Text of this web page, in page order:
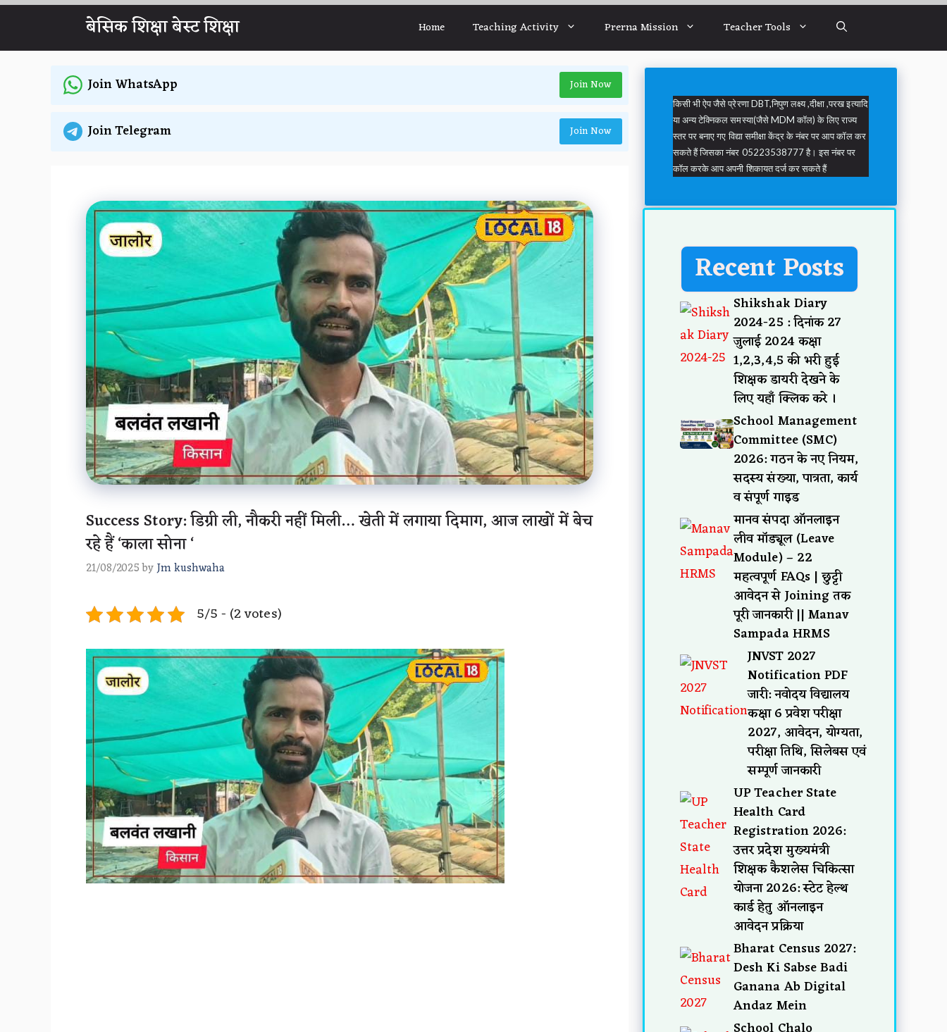
बेसिक शिक्षा बेस्ट शिक्षा Home Teaching Activity Prerna Mission Teacher Tools
Join WhatsApp Join Now
Join Telegram Join Now
Success Story: डिग्री ली, नौकरी नहीं मिली… खेती में लगाया दिमाग, आज लाखों में बेच
रहे हैं ‘काला सोना ‘
21/08/2025 byJm kushwaha
5/5 - (2 votes)
किसी भी ऐप जैसे प्रेरणा DBT,निपुण लक्ष्य ,दीक्षा ,परख इत्यादि
या अन्य टेक्निकल समस्या(जैसे MDM कॉल) के लिए राज्य
स्तर पर बनाए गए विद्या समीक्षा केंद्र के नंबर पर आप कॉल कर
सकते हैं जिसका नंबर 05223538777 है। इस नंबर पर
कॉल करके आप अपनी शिकायत दर्ज कर सकते हैं
Recent Posts
Shikshak Diary
2024-25 : दिनांक 27
जुलाई 2024 कक्षा
1,2,3,4,5 की भरी हुई
शिक्षक डायरी देखने के
लिए यहाँ क्लिक करे ।
School Management
Committee (SMC)
2026: गठन के नए नियम,
सदस्य संख्या, पात्रता, कार्य
व संपूर्ण गाइड
मानव संपदा ऑनलाइन
लीव मॉड्यूल (Leave
Module) – 22
महत्वपूर्ण FAQs | छुट्टी
आवेदन से Joining तक
पूरी जानकारी || Manav
Sampada HRMS
JNVST 2027
Notification PDF
जारी: नवोदय विद्यालय
कक्षा 6 प्रवेश परीक्षा
2027, आवेदन, योग्यता,
परीक्षा तिथि, सिलेबस एवं
सम्पूर्ण जानकारी
UP Teacher State
Health Card
Registration 2026:
उत्तर प्रदेश मुख्यमंत्री
शिक्षक कैशलेस चिकित्सा
योजना 2026: स्टेट हेल्थ
कार्ड हेतु ऑनलाइन
आवेदन प्रक्रिया
Bharat Census 2027:
Desh Ki Sabse Badi
Ganana Ab Digital
Andaz Mein